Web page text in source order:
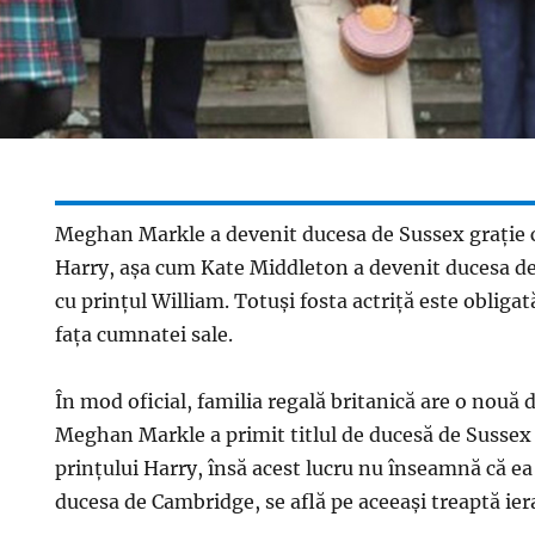
Meghan Markle a devenit ducesa de Sussex
Harry, aşa cum Kate Middleton a devenit ducesa
cu prinţul William. Totuşi fosta actriţă este
faţa cumnatei sale.
În mod oficial, familia regală britanică are o nouă
Meghan Markle a primit titlul de ducesă de
prinţului Harry, însă acest lucru nu înseamnă că
ducesa de Cambridge, se află pe aceeaşi treaptă